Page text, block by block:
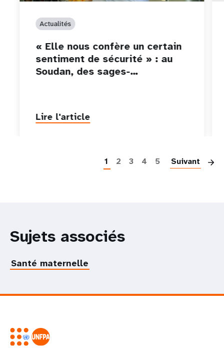
Actualités
« Elle nous confère un certain
sentiment de sécurité » : au
Soudan, des sages-…
Lire l'article
1 2 3 4 5 Suivant
Sujets associés
Santé maternelle